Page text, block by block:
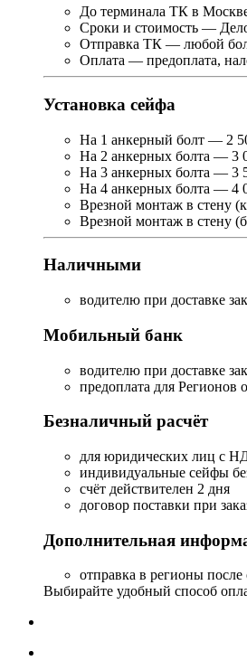
До терминала ТК в
Сроки и стоимость —
Отправка ТК — любой
Оплата — предоплата,
Установка сейфа
На 1 анкерный болт — 2
На 2 анкерных болта — 3
На 3 анкерных болта — 3
На 4 анкерных болта — 4
Врезной монтаж в стену
Врезной монтаж в стену
Наличными
водителю при доставке
Мобильный банк
водителю при доставке
предоплата для Регионов
Безналичный расчёт
для юридических лиц с
индивидуальные сейфы
счёт действителен 2 дня
договор поставки при
Дополнительная
отправка в регионы после
Выбирайте удобный способ